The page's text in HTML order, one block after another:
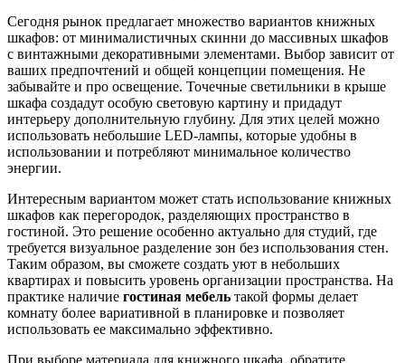
Сегодня рынок предлагает множество вариантов книжных
шкафов: от минималистичных скинни до массивных шкафов
с винтажными декоративными элементами. Выбор зависит от
ваших предпочтений и общей концепции помещения. Не
забывайте и про освещение. Точечные светильники в крыше
шкафа создадут особую световую картину и придадут
интерьеру дополнительную глубину. Для этих целей можно
использовать небольшие LED-лампы, которые удобны в
использовании и потребляют минимальное количество
энергии.
Интересным вариантом может стать использование книжных
шкафов как перегородок, разделяющих пространство в
гостиной. Это решение особенно актуально для студий, где
требуется визуальное разделение зон без использования стен.
Таким образом, вы сможете создать уют в небольших
квартирах и повысить уровень организации пространства. На
практике наличие гостиная мебель такой формы делает
комнату более вариативной в планировке и позволяет
использовать ее максимально эффективно.